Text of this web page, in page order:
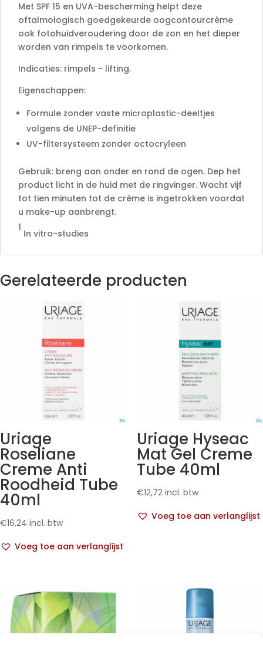
Met SPF 15 en UVA-bescherming helpt deze
oftalmologisch goedgekeurde oogcontourcrème
ook fotohuidveroudering door de zon en het dieper
worden van rimpels te voorkomen.
Indicaties: rimpels - lifting.
Eigenschappen:
Formule zonder vaste microplastic-deeltjes
volgens de UNEP-definitie
UV-filtersysteem zonder octocryleen
Gebruik: breng aan onder en rond de ogen. Dep het
product licht in de huid met de ringvinger. Wacht vijf
tot tien minuten tot de crème is ingetrokken voordat
u make-up aanbrengt.
1
In vitro-studies
Gerelateerde producten
Uriage
Roseliane
Creme Anti
Roodheid Tube
40ml
€16,24 incl. btw
Voeg toe aan verlanglijst
Uriage Hyseac
Mat Gel Creme
Tube 40ml
€12,72 incl. btw
Voeg toe aan verlanglijst